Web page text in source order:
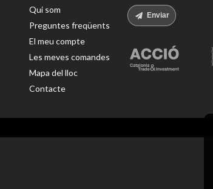
Qui som
Preguntes freqüents
El meu compte
Les meves comandes
Mapa del lloc
Contacte
Enviar